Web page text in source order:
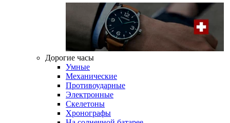
Дорогие часы
Умные
Механические
Противоударные
Электронные
Скелетоны
Хронографы